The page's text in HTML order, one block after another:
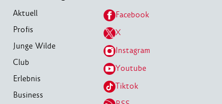
Aktuell
Profis
Junge Wilde
Club
Erlebnis
Business
Facebook
X
Instagram
Youtube
Tiktok